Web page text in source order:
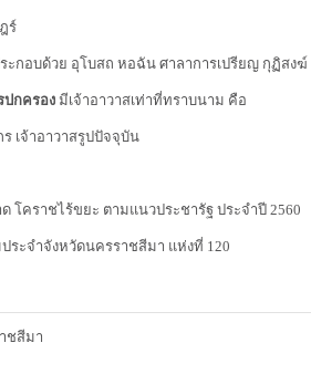
ร์
ะกอบด้วย อุโบสถ หอฉัน ศาลาการเปรียญ กุฏิส
ปกครอง มีเจ้าอาวาสเท่าที่ทราบนาม คือ
เจ้าอาวาสรูปปัจจุบัน
โคราชไร้ขยะ ตามแนวประชารัฐ ประจำปี 2560
ระจำจังหวัดนครราชสีมา แห่งที่ 120
ชสีมา